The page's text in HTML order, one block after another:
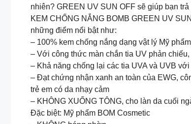
nhiên? GREEN UV SUN OFF sẽ giúp bạn
KEM CHỐNG NẮNG BOMB GREEN UV
những điểm nổi bật như:
– 100% kem chống nắng dạng vật lý Mỹ
– Với công thức màn chắn tia UV phản
– Khả năng chống lại các tia UVA và UVB
– Đạt chứng nhận xanh an toàn của EWG,
trẻ em có da nhạy cảm
– KHÔNG XUỐNG TÔNG, cho làn da cuối
Đặc biệt: Mỹ phẩm BOM Cosmetic